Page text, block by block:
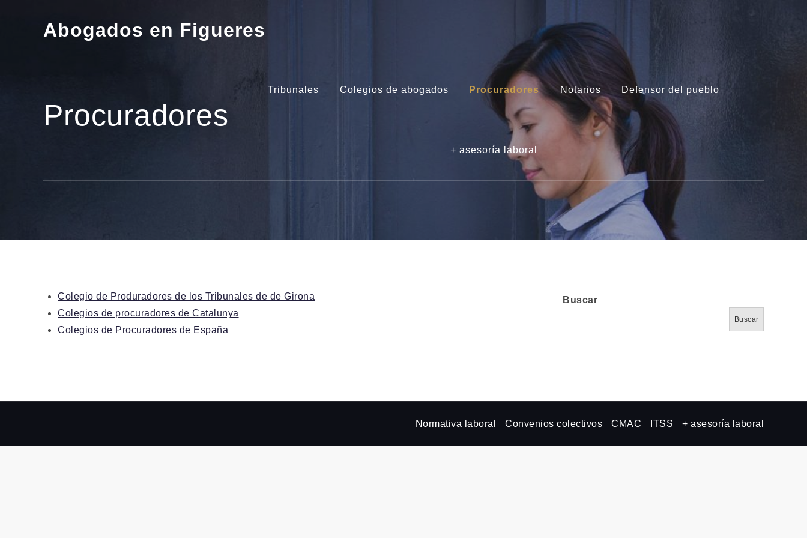
Abogados en Figueres
Tribunales Colegios de abogados Procuradores Notarios Defensor del pueblo
+ asesoría laboral
Procuradores
Colegio de Produradores de los Tribunales de de Girona
Colegios de procuradores de Catalunya
Colegios de Procuradores de España
Buscar
Buscar
Normativa laboral Convenios colectivos CMAC ITSS + asesoría laboral